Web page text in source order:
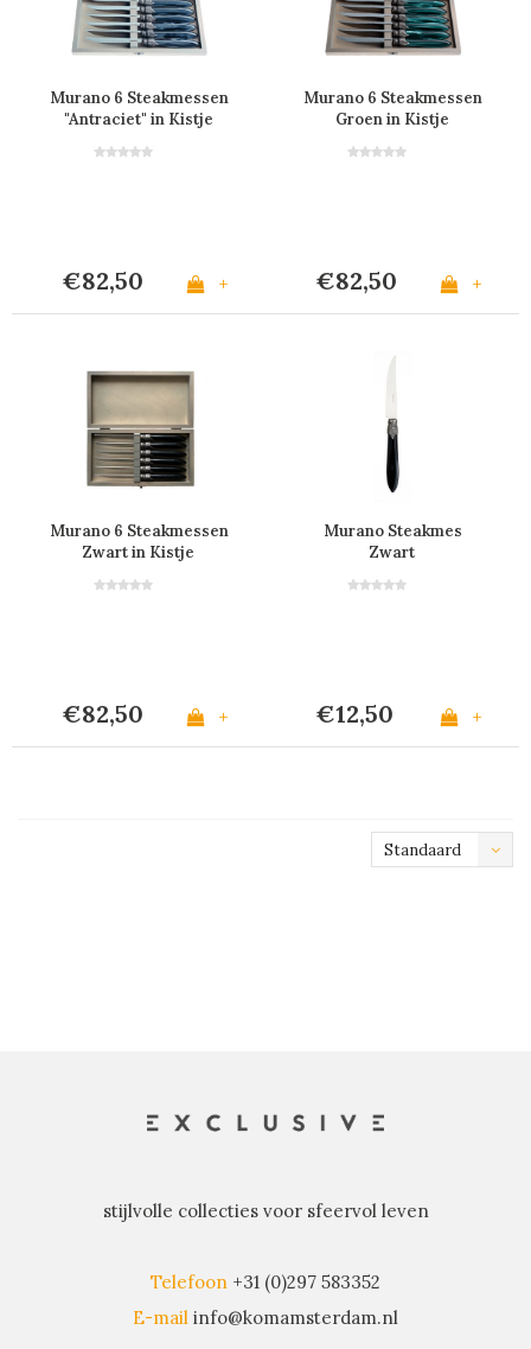
Murano 6 Steakmessen
"Antraciet" in Kistje
€82,50 +
Murano 6 Steakmessen
Groen in Kistje
€82,50 +
Murano 6 Steakmessen
Zwart in Kistje
€82,50 +
Murano Steakmes
Zwart
€12,50 +
Standaard
stijlvolle collecties voor sfeervol leven
Telefoon +31 (0)297 583352
E-mail info@komamsterdam.nl